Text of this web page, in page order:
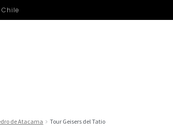
de Atacama Tour Geisers del Tatio